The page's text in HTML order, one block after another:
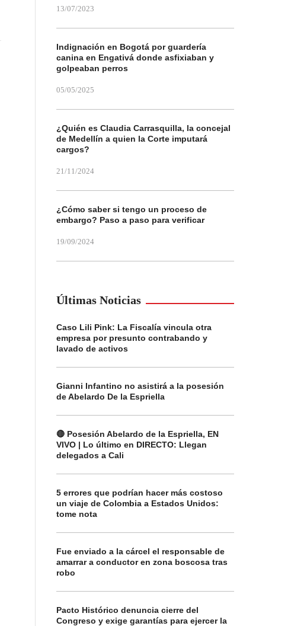
13/07/2023
Indignación en Bogotá por guardería
canina en Engativá donde asfixiaban y
golpeaban perros
05/05/2025
¿Quién es Claudia Carrasquilla, la concejal
de Medellín a quien la Corte imputará
cargos?
21/11/2024
¿Cómo saber si tengo un proceso de
embargo? Paso a paso para verificar
19/09/2024
Últimas Noticias
Caso Lili Pink: La Fiscalía vincula otra
empresa por presunto contrabando y
lavado de activos
Gianni Infantino no asistirá a la posesión
de Abelardo De la Espriella
🔴 Posesión Abelardo de la Espriella, EN
VIVO | Lo último en DIRECTO: Llegan
delegados a Cali
5 errores que podrían hacer más costoso
un viaje de Colombia a Estados Unidos:
tome nota
Fue enviado a la cárcel el responsable de
amarrar a conductor en zona boscosa tras
robo
Pacto Histórico denuncia cierre del
Congreso y exige garantías para ejercer la